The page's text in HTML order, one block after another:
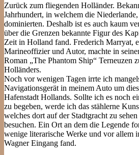
Zurück zum fliegenden Holländer.
Jahrhundert, in welchem die
dominierten. Deshalb ist es auch kaum
über die Grenzen bekannte Figur des
Zeit in Holland fand. Frederich Marryat,
Marineoffizier und Autor, machte in
Roman „The Phantom Ship“ Terneuzen
Holländers.
Noch vor wenigen Tagen irrte ich
Navigationsgerät in meinem Auto um
Hafenstadt Hollands. Sollte ich es noch
zu begeben, werde ich das stählerne
welches dort auf der Stadtgracht zu
besuchen. Ein Ort an dem die Legende
wenige literarische Werke und vor allem
Wagner Eingang fand.